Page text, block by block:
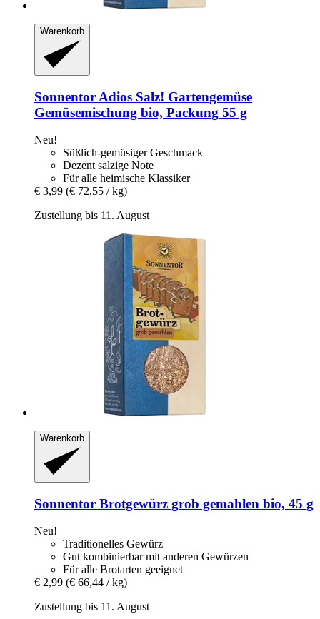
Warenkorb
Sonnentor Adios Salz! Gartengemüse
Gemüsemischung bio, Packung 55 g
Neu!
Süßlich-gemüsiger Geschmack
Dezent salzige Note
Für alle heimische Klassiker
€ 3,99 (€ 72,55 / kg)
Zustellung bis 11. August
Warenkorb
Sonnentor Brotgewürz grob gemahlen bio, 45 g
Neu!
Traditionelles Gewürz
Gut kombinierbar mit anderen Gewürzen
Für alle Brotarten geeignet
€ 2,99 (€ 66,44 / kg)
Zustellung bis 11. August